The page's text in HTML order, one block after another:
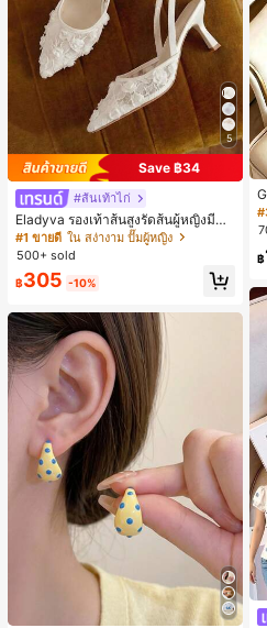
5
Save ฿34
#ส้นเท้าไก่
Eladyva รองเท้าส้นสูงรัดส้นผู้หญิงมีดอ
กไม้ประดับตาข่ายเสริมและสามารถสว
มได้สองแบบ ส้นสูง 7 ซม. รูปแบบโรมัน
#1 ขายดี ใน สง่างาม ปั๊มผู้หญิง
500+ sold
฿305 -10%
฿